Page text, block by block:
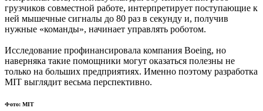
грузчиков совместной работе, интерпретирует поступающие к
ней мышечные сигналы до 80 раз в секунду и, получив
нужные «команды», начинает управлять роботом.
Исследование профинансировала компания Boeing, но
наверняка такие помощники могут оказаться полезны не
только на больших предприятиях. Именно поэтому разработка
MIT выглядит весьма перспективно.
Фото: MIT